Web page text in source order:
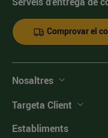
Comprovar el
Nosaltres
Targeta Client
Establiments